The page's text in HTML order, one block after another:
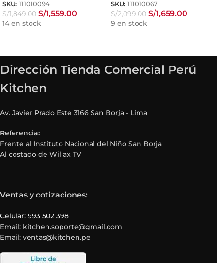
SKU: 111010094
S/1,849.00 S/1,559.00
14 en stock
SKU: 111010067
S/2,099.00 S/1,659.00
9 en stock
Dirección Tienda Comercial Perú
Kitchen
Av. Javier Prado Este 3166 San Borja - Lima
Referencia:
Frente al Instituto Nacional del Niño San Borja
Al costado de Willax TV
Ventas y cotizaciones:
Celular: 993 502 398
Email: kitchen.soporte@gmail.com
Email: ventas@kitchen.pe